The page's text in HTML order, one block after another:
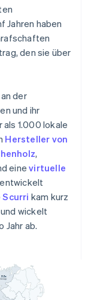
Jahren haben
den sie über
der
und ihr
1.000 lokale
Hersteller von
,
einevirtuelle
entwickelt
Scurri kam kurz
wickelt
Jahr ab.